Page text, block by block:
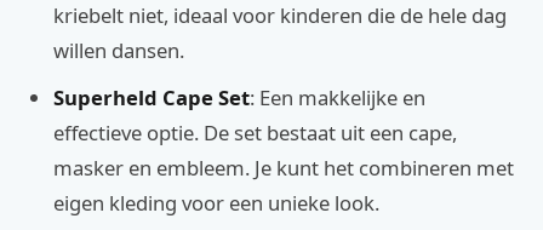
kriebelt niet, ideaal voor kinderen die de hele dag
willen dansen.
Superheld Cape Set: Een makkelijke en
effectieve optie. De set bestaat uit een cape,
masker en embleem. Je kunt het combineren met
eigen kleding voor een unieke look.